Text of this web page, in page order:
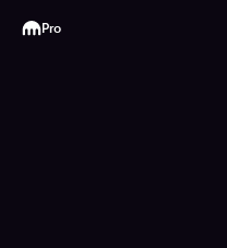
Kraken
Pro